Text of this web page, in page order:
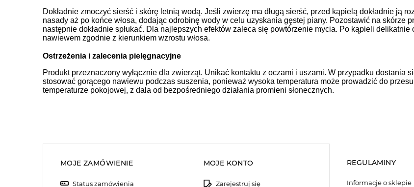
Dokładnie zmoczyć sierść i skórę letnią wodą. Jeśli zwierzę ma długą sierść, przed kąpielą dokładnie ją
nasady aż po końce włosa, dodając odrobinę wody w celu uzyskania gęstej piany. Pozostawić na skórze
następnie dokładnie spłukać. Dla najlepszych efektów zaleca się powtórzenie mycia. Po kąpieli
nawiewem zgodnie z kierunkiem wzrostu włosa.
Ostrzeżenia i zalecenia pielęgnacyjne
Produkt przeznaczony wyłącznie dla zwierząt. Unikać kontaktu z oczami i uszami. W przypadku dostania
stosować gorącego nawiewu podczas suszenia, ponieważ wysoka temperatura może prowadzić do
temperaturze pokojowej, z dala od bezpośredniego działania promieni słonecznych.
MOJE ZAMÓWIENIE
Status zamówienia
MOJE KONTO
Zarejestruj się
REGULAMINY
Informacje o sklepie